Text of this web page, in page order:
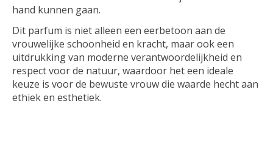
hand kunnen gaan.
Dit parfum is niet alleen een eerbetoon aan de
vrouwelijke schoonheid en kracht, maar ook een
uitdrukking van moderne verantwoordelijkheid en
respect voor de natuur, waardoor het een ideale
keuze is voor de bewuste vrouw die waarde hecht aan
ethiek en esthetiek.